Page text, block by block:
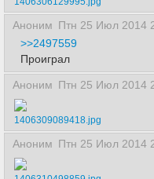
Аноним Птн 25 Июл 2014
>>2497559
Проиграл
Аноним Птн 25 Июл 2014
1406309089418.jpg
Аноним Птн 25 Июл 2014